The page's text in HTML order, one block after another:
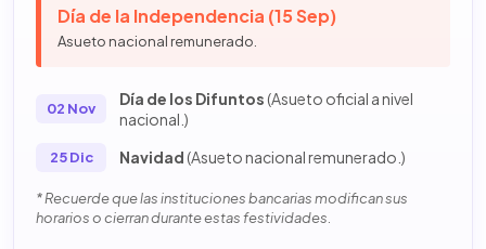
Día de la Independencia (15 Sep)
Asueto nacional remunerado.
02 Nov
Día de los Difuntos(Asueto oficial a nivel
nacional.)
25 Dic Navidad(Asueto nacional remunerado.)
* Recuerde que las instituciones bancarias modifican sus
horarios o cierran durante estas festividades.